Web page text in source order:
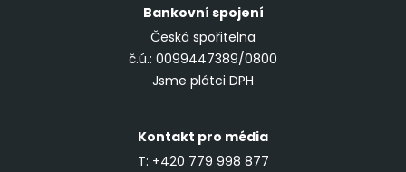
Bankovní spojení
Česká spořitelna
č.ú.: 0099447389/0800
Jsme plátci DPH
Kontakt pro média
T: +420 779 998 877